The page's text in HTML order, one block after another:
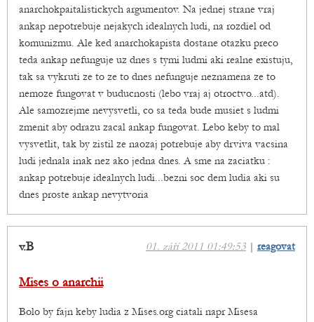
anarchokpaitalistickych argumentov. Na jednej strane vraj
ankap nepotrebuje nejakych idealnych ludi, na rozdiel od
komunizmu. Ale ked anarchokapista dostane otazku preco
teda ankap nefunguje uz dnes s tymi ludmi aki realne existuju,
tak sa vykruti ze to ze to dnes nefunguje neznamena ze to
nemoze fungovat v buducnosti (lebo vraj aj otroctvo...atd).
Ale samozrejme nevysvetli, co sa teda bude musiet s ludmi
zmenit aby odrazu zacal ankap fungovat. Lebo keby to mal
vysvetlit, tak by zistil ze naozaj potrebuje aby drviva vacsina
ludi jednala inak nez ako jedna dnes. A sme na zaciatku :
ankap potrebuje idealnych ludi...bezni soc dem ludia aki su
dnes proste ankap nevytvoria
01. září 2011 01:49:53 | reagovat
v.B
Mises o anarchii
Bolo by fajn keby ludia z Mises.org ciatali napr Misesa